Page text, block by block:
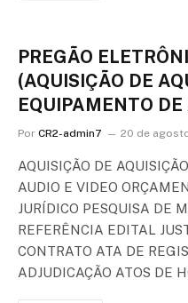
PREGÃO
(AQUISIÇÃO DE
EQUIPAMENTO
Por CR2-admin7 20 de
AQUISIÇÃO DE
AUDIO E VIDEO
JURÍDICO PESQUISA DE
REFERÊNCIA EDITAL
CONTRATO ATA DE
ADJUDICAÇÃO ATOS DE